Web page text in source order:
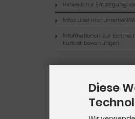
Hinweis zur Entsorgung
Infos über
Informationen zur
Kundenbewertungen
Widerrufsformular
Diese